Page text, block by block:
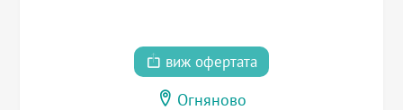
виж офертата
Огняново